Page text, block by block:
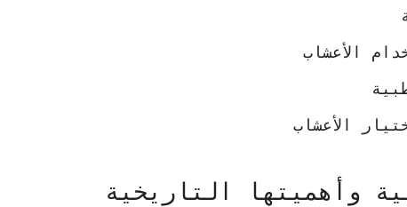
الأعشاب
الأعشاب
وأهميتها التاريخية